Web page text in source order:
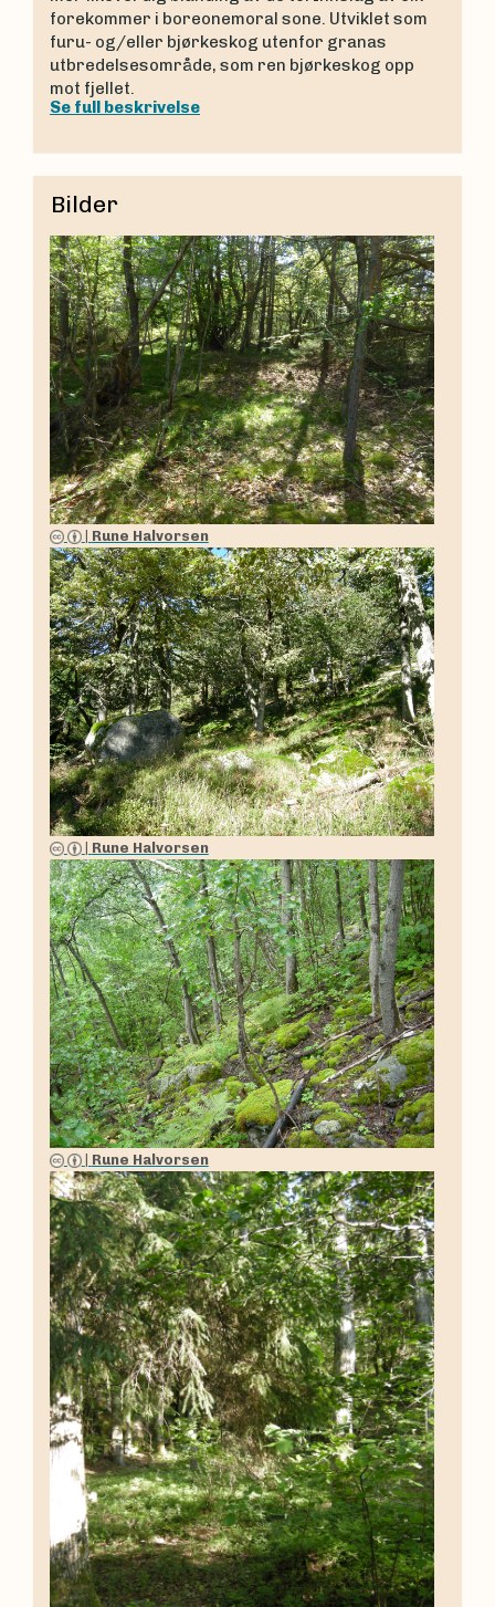
forekommer i boreonemoral sone. Utviklet som
furu- og/eller bjørkeskog utenfor granas
utbredelsesområde, som ren bjørkeskog opp
mot fjellet.
Se full beskrivelse
Bilder
Rune Halvorsen
Rune Halvorsen
Rune Halvorsen